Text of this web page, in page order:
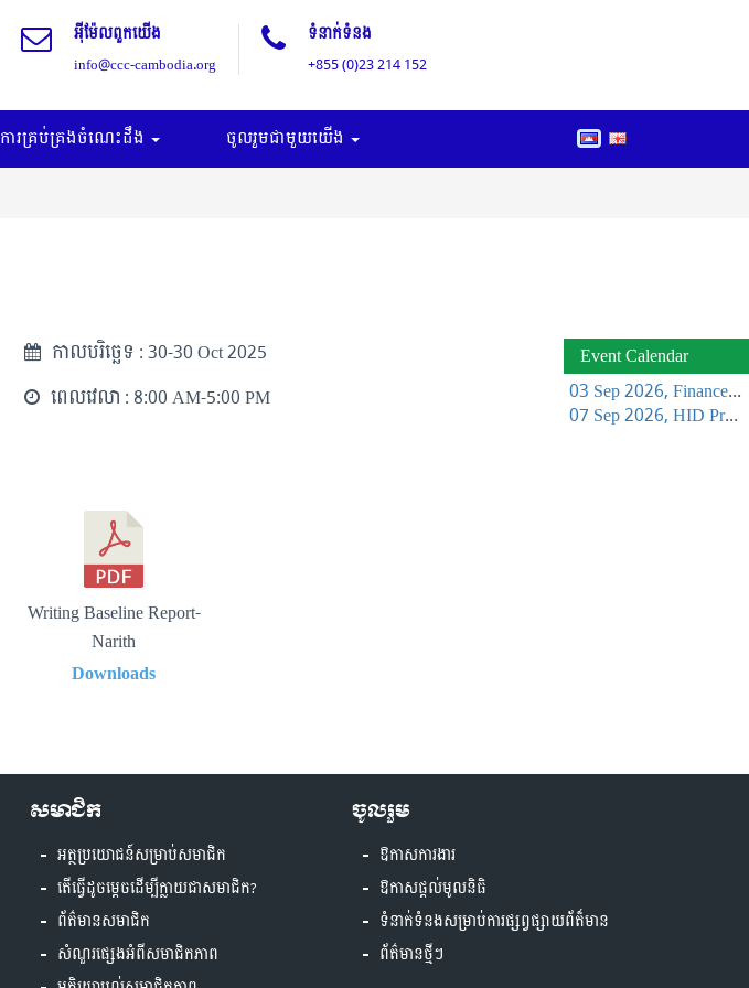
អុីម៉ែលពួកយើង
info@ccc-cambodia.org
ទំនាក់ទំនង
+855 (0)23 214 152
ការគ្រប់គ្រងចំណេះដឹង ចូលរួមជាមួយយើង
កាលបរិច្ឆេទ :30-30 Oct 2025
ពេលវេលា : 8:00 AM-5:00 PM
Writing Baseline Report-
Narith
Downloads
សមាជិក
អត្ថប្រយោជន៍សម្រាប់សមាជិក
តើធ្វើដូចម្តេចដើម្បីក្លាយជាសមាជិក?
ព័ត៌មានសមាជិក
សំណួរផ្សេងអំពីសមាជិកភាព
ចូលរួម
ឱកាសការងារ
ឱកាសផ្តល់មូលនិធិ
ទំនាក់ទំនងសម្រាប់ការផ្សព្វផ្សាយព័ត៏មាន
ព័ត៌មានថ្មីៗ
Event Calendar
03 Sep 2026, Finance Learning Forum
07 Sep 2026, HID Project Management Training